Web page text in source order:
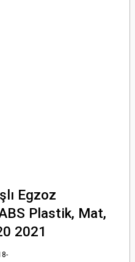
Egzoz
Plastik, Mat,
2021